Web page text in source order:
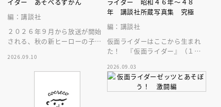
編：講談社
２０２６年９月から放送が開始
される、秋の新ヒーローの子供
ベルトなど最新情報がバッチリ
分かる！
2026.09.10
年 講談社所蔵写真集 究極
編：講談社
仮面ライダーはここから生まれ
た！ 『仮面ライダー』（１９
てをつぎ込んだ、まさに究極の
写真集登場！
2026.09.03